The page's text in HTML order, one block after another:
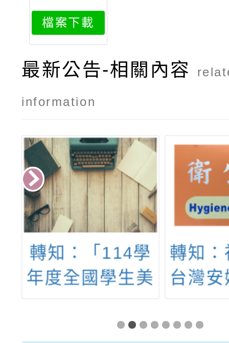
0756721
檔案下載
最新公告-相關內容
information
轉知：「114學
年度全國學生美
賽桃園市現場書
轉知
台灣
園急